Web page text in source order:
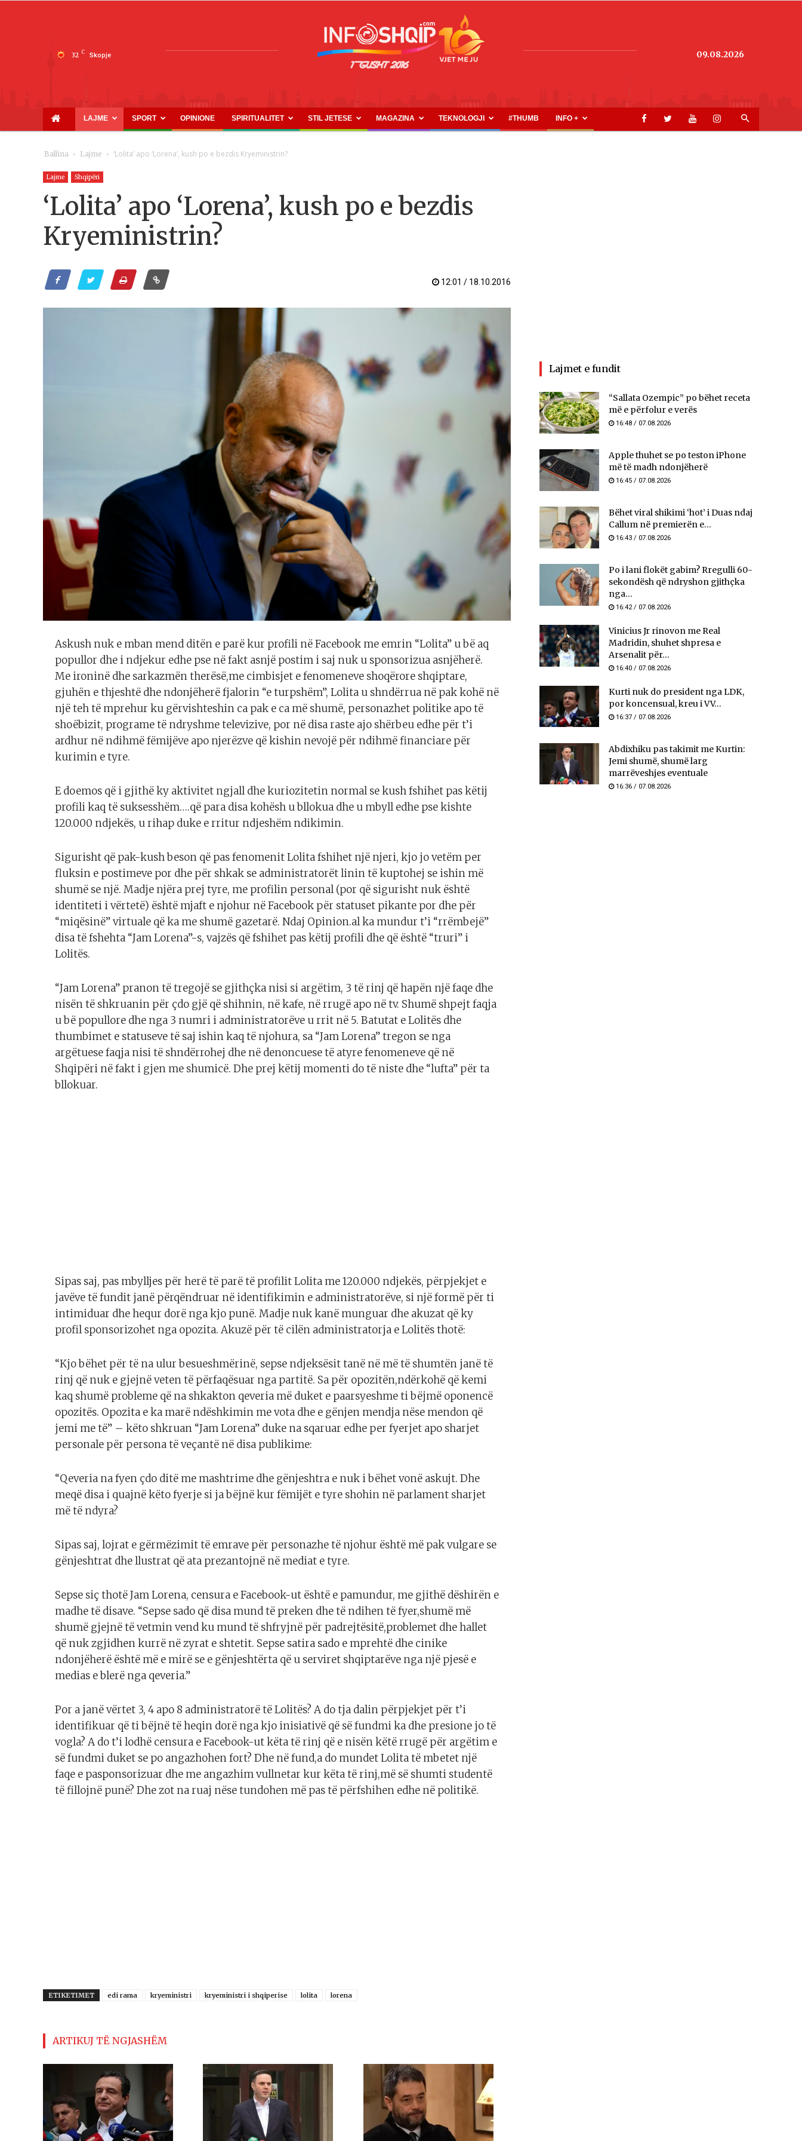
32 C Skopje
INFOSHQIP.COM
09.08.2026
LAJME SPORT OPINIONE SPIRITUALITET STIL JETESE MAGAZINA TEKNOLOGJI #THUMB INFO +
Ballina Lajme ‘Lolita’ apo ‘Lorena’, kush po e bezdis Kryeministrin?
Lajme Shqipëri
‘Lolita’ apo ‘Lorena’, kush po e bezdis
Kryeministrin?
12:01 / 18.10.2016
Askush nuk e mban mend ditën e parë kur profili në Facebook me emrin “Lolita” u bë aq
popullor dhe i ndjekur edhe pse në fakt asnjë postim i saj nuk u sponsorizua asnjëherë.
Me ironinë dhe sarkazmën therësë,me cimbisjet e fenomeneve shoqërore shqiptare,
gjuhën e thjeshtë dhe ndonjëherë fjalorin “e turpshëm”, Lolita u shndërrua në pak kohë në
një teh të mprehur ku gërvishteshin ca pak e ca më shumë, personazhet politike apo të
shoëbizit, programe të ndryshme televizive, por në disa raste ajo shërbeu edhe për t’i
ardhur në ndihmë fëmijëve apo njerëzve që kishin nevojë për ndihmë financiare për
kurimin e tyre.
E doemos që i gjithë ky aktivitet ngjall dhe kuriozitetin normal se kush fshihet pas këtij
profili kaq të suksesshëm….që para disa kohësh u bllokua dhe u mbyll edhe pse kishte
120.000 ndjekës, u rihap duke e rritur ndjeshëm ndikimin.
Sigurisht që pak-kush beson që pas fenomenit Lolita fshihet një njeri, kjo jo vetëm per
fluksin e postimeve por dhe për shkak se administratorët linin të kuptohej se ishin më
shumë se një. Madje njëra prej tyre, me profilin personal (por që sigurisht nuk është
identiteti i vërtetë) është mjaft e njohur në Facebook për statuset pikante por dhe për
“miqësinë” virtuale që ka me shumë gazetarë. Ndaj Opinion.al ka mundur t’i “rrëmbejë”
disa të fshehta “Jam Lorena”-s, vajzës që fshihet pas këtij profili dhe që është “truri” i
Lolitës.
“Jam Lorena” pranon të tregojë se gjithçka nisi si argëtim, 3 të rinj që hapën një faqe dhe
nisën të shkruanin për çdo gjë që shihnin, në kafe, në rrugë apo në tv. Shumë shpejt faqja
u bë popullore dhe nga 3 numri i administratorëve u rrit në 5. Batutat e Lolitës dhe
thumbimet e statuseve të saj ishin kaq të njohura, sa “Jam Lorena” tregon se nga
argëtuese faqja nisi të shndërrohej dhe në denoncuese të atyre fenomeneve që në
Shqipëri në fakt i gjen me shumicë. Dhe prej këtij momenti do të niste dhe “lufta” për ta
bllokuar.
Sipas saj, pas mbylljes për herë të parë të profilit Lolita me 120.000 ndjekës, përpjekjet e
javëve të fundit janë përqëndruar në identifikimin e administratorëve, si një formë për ti
intimiduar dhe hequr dorë nga kjo punë. Madje nuk kanë munguar dhe akuzat që ky
profil sponsorizohet nga opozita. Akuzë për të cilën administratorja e Lolitës thotë:
“Kjo bëhet për të na ulur besueshmërinë, sepse ndjeksësit tanë në më të shumtën janë të
rinj që nuk e gjejnë veten të përfaqësuar nga partitë. Sa për opozitën,ndërkohë që kemi
kaq shumë probleme që na shkakton qeveria më duket e paarsyeshme ti bëjmë oponencë
opozitës. Opozita e ka marë ndëshkimin me vota dhe e gënjen mendja nëse mendon që
jemi me të” – këto shkruan “Jam Lorena” duke na sqaruar edhe per fyerjet apo sharjet
personale për persona të veçantë në disa publikime:
“Qeveria na fyen çdo ditë me mashtrime dhe gënjeshtra e nuk i bëhet vonë askujt. Dhe
meqë disa i quajnë këto fyerje si ja bëjnë kur fëmijët e tyre shohin në parlament sharjet
më të ndyra?
Sipas saj, lojrat e gërmëzimit të emrave për personazhe të njohur është më pak vulgare se
gënjeshtrat dhe llustrat që ata prezantojnë në mediat e tyre.
Sepse siç thotë Jam Lorena, censura e Facebook-ut është e pamundur, me gjithë dëshirën e
madhe të disave. “Sepse sado që disa mund të preken dhe të ndihen të fyer,shumë më
shumë gjejnë të vetmin vend ku mund të shfryjnë për padrejtësitë,problemet dhe hallet
që nuk zgjidhen kurrë në zyrat e shtetit. Sepse satira sado e mprehtë dhe cinike
ndonjëherë është më e mirë se e gënjeshtërta që u serviret shqiptarëve nga një pjesë e
medias e blerë nga qeveria.”
Por a janë vërtet 3, 4 apo 8 administratorë të Lolitës? A do tja dalin përpjekjet për t’i
identifikuar që ti bëjnë të heqin dorë nga kjo inisiativë që së fundmi ka dhe presione jo të
vogla? A do t’i lodhë censura e Facebook-ut këta të rinj që e nisën këtë rrugë për argëtim e
së fundmi duket se po angazhohen fort? Dhe në fund,a do mundet Lolita të mbetet një
faqe e pasponsorizuar dhe me angazhim vullnetar kur këta të rinj,më së shumti studentë
të fillojnë punë? Dhe zot na ruaj nëse tundohen më pas të përfshihen edhe në politikë.
ETIKETIMET edi rama kryeministri kryeministri i shqiperise lolita lorena
ARTIKUJ TË NGJASHËM
Lajmet e fundit
“Sallata Ozempic” po bëhet receta
më e përfolur e verës
16:48 / 07.08.2026
Apple thuhet se po teston iPhone
më të madh ndonjëherë
16:45 / 07.08.2026
Bëhet viral shikimi ‘hot’ i Duas ndaj
Callum në premierën e...
16:43 / 07.08.2026
Po i lani flokët gabim? Rregulli 60-
sekondësh që ndryshon gjithçka
nga...
16:42 / 07.08.2026
Vinicius Jr rinovon me Real
Madridin, shuhet shpresa e
Arsenalit për...
16:40 / 07.08.2026
Kurti nuk do president nga LDK,
por koncensual, kreu i VV...
16:37 / 07.08.2026
Abdixhiku pas takimit me Kurtin:
Jemi shumë, shumë larg
marrëveshjes eventuale
16:36 / 07.08.2026